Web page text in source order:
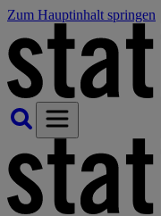
Zum Hauptinhalt springen